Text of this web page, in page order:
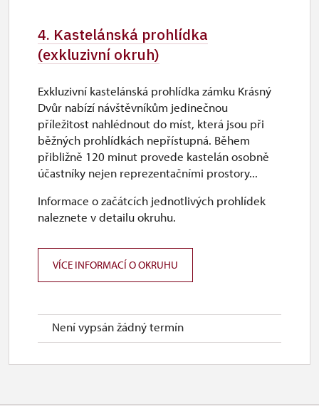
4. Kastelánská prohlídka
(exkluzivní okruh)
Není vypsán žádný termín
Exkluzivní kastelánská prohlídka zámku Krásný
Dvůr nabízí návštěvníkům jedinečnou
příležitost nahlédnout do míst, která jsou při
běžných prohlídkách nepřístupná. Během
přibližně 120 minut provede kastelán osobně
účastníky nejen reprezentačními prostory...
Informace o začátcích jednotlivých prohlídek
naleznete v detailu okruhu.
VÍCE INFORMACÍ O OKRUHU